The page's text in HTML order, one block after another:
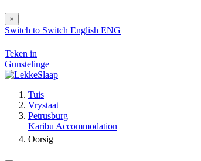
×
Switch to Switch English ENG
Teken in
Gunstelinge
Tuis
Vrystaat
Petrusburg
Karibu Accommodation
Oorsig